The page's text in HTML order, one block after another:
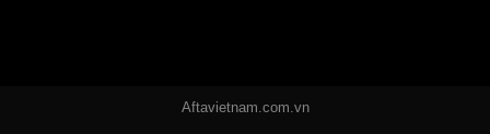
Aftavietnam.com.vn